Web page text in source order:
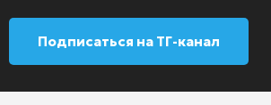
Подписаться на ТГ-канал